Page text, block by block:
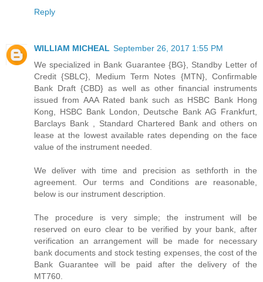
Reply
WILLIAM MICHEAL September 26, 2017 1:55 PM
We specialized in Bank Guarantee {BG}, Standby Letter of
Credit {SBLC}, Medium Term Notes {MTN}, Confirmable
Bank Draft {CBD} as well as other financial instruments
issued from AAA Rated bank such as HSBC Bank Hong
Kong, HSBC Bank London, Deutsche Bank AG Frankfurt,
Barclays Bank , Standard Chartered Bank and others on
lease at the lowest available rates depending on the face
value of the instrument needed.
We deliver with time and precision as sethforth in the
agreement. Our terms and Conditions are reasonable,
below is our instrument description.
The procedure is very simple; the instrument will be
reserved on euro clear to be verified by your bank, after
verification an arrangement will be made for necessary
bank documents and stock testing expenses, the cost of the
Bank Guarantee will be paid after the delivery of the
MT760.